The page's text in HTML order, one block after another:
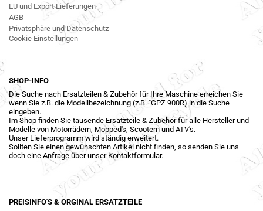
EU und Export Lieferungen
AGB
Privatsphäre und Datenschutz
Cookie Einstellungen
SHOP-INFO
Die Suche nach Ersatzteilen & Zubehör für Ihre Maschine erreichen Sie
wenn Sie z.B. die Modellbezeichnung (z.B. "GPZ 900R) in die Suche
eingeben.
Im Shop finden Sie tausende Ersatzteile & Zubehör für alle Hersteller und
Modelle von Motorrädern, Mopped's, Scootern und ATV's.
Unser Lieferprogramm wird ständig erweitert.
Sollten Sie einen gewünschten Artikel nicht finden, so senden Sie uns
doch eine Anfrage über unser Kontaktformular.
PREISINFO'S & ORGINAL ERSATZTEILE